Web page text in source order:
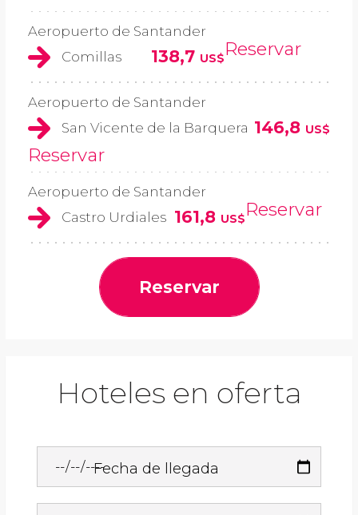
Aeropuerto de Santander
Comillas
138,7 US$Reservar
Aeropuerto de Santander
San Vicente de la Barquera 146,8 US$
Reservar
Aeropuerto de Santander
Castro Urdiales 161,8 US$Reservar
Reservar
Hoteles en oferta
Fecha de llegada